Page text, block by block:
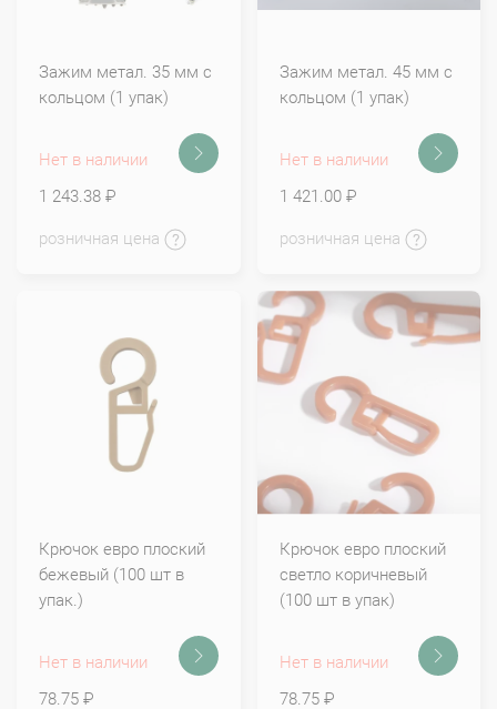
Зажим метал. 35 мм с
кольцом (1 упак)
Нет в наличии
1 243.38 ₽
розничная цена
Зажим метал. 45 мм с
кольцом (1 упак)
Нет в наличии
1 421.00 ₽
розничная цена
Крючок евро плоский
бежевый (100 шт в
упак.)
Нет в наличии
78.75 ₽
Крючок евро плоский
светло коричневый
(100 шт в упак)
Нет в наличии
78.75 ₽